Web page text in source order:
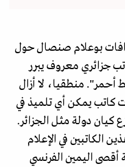
بوعلام صنصال حول
جزائري معروف يبرر
منطقيا، لا أزال
كاتب يمكن أي تلميذ في
كيان دولة مثل الجزائر.
الكاتبين في الإعلام
اليمين الفرنسي